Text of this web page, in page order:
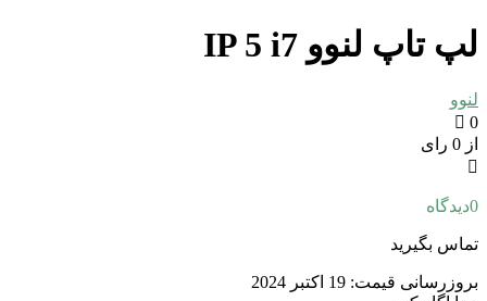
لپ تاپ لنوو IP 5 i7
لنوو
0
از 0 رای
0دیدگاه
تماس بگیرید
بروزرسانی قیمت: 19 اکتبر 2024